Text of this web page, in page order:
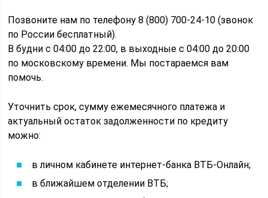
Позвоните нам по телефону 8 (800) 700-24-10 (звонок
по России бесплатный).
В будни с 04:00 до 22:00, в выходные с 04:00 до 20:00
по московскому времени. Мы постараемся вам
помочь.
Уточнить срок, сумму ежемесячного платежа и
актуальный остаток задолженности по кредиту
можно:
в личном кабинете интернет-банка ВТБ-Онлайн;
в ближайшем отделении ВТБ;